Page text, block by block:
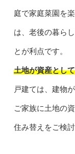
庭で家庭菜園を
は、老後の暮ら
とが利点です。
土地が資産とし
戸建ては、建物
ご家族に土地の
住み替えをご検討